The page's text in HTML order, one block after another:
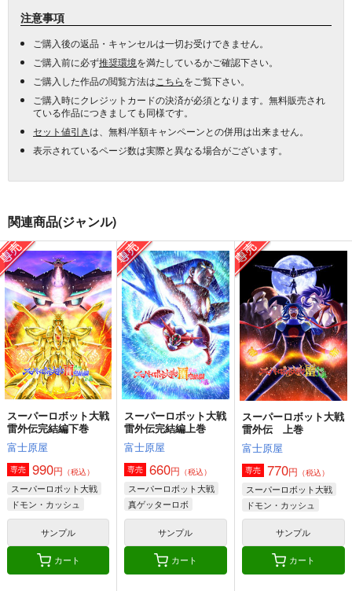
注意事項
ご購入後の返品・キャンセルは一切お受けできません。
ご購入前に必ず推奨環境を満たしているかご確認下さい。
ご購入した作品の閲覧方法は こちらをご覧下さい。
ご購入時にクレジットカードの決済が必須となります。無料販売され
ている作品につきましても同様です。
セット値引きは、無料/半額キャンペーンとの併用は出来ません。
表示されているページ数は実際と異なる場合がございます。
関連商品(ジャンル)
スーパーロボット大戦
雷外伝完結編下巻
富士原屋
専売 990円 （税込）
スーパーロボット大戦
ドモン・カッシュ
大あばれ天童
サンプル
カート
スーパーロボット大戦
雷外伝完結編上巻
富士原屋
専売 660円 （税込）
スーパーロボット大戦
真ゲッターロボ
サンプル
カート
スーパーロボット大戦
雷外伝 上巻
富士原屋
専売 770円 （税込）
スーパーロボット大戦
ドモン・カッシュ
大あばれ天童
サンプル
カート